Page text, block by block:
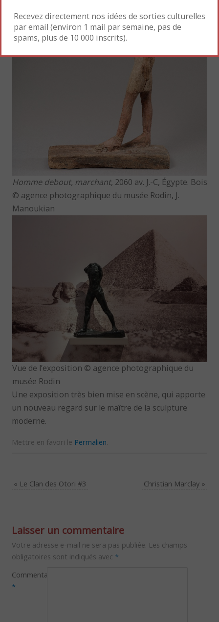
Homme debout, marchant, 2060 av. J.-C, Égypte. Bois
© agence photographique du musée Rodin, J.
Manoukian
Vue de l’exposition © agence photographique du
musée Rodin
Une exposition très bien mise en scène, qui apporte
un nouveau regard sur le maître de la sculpture
moderne.
Mettre en favori le Permalien
« Le Clan des Otori #3 Christian Marclay »
Laisser un commentaire
Votre adresse e-mail ne sera pas publiée. Les champs
obligatoires sont indiqués avec *
Commentaire
*
Recevez directement nos idées de sorties culturelles
par email (environ 1 mail par semaine, pas de
spams, plus de 10 000 inscrits).